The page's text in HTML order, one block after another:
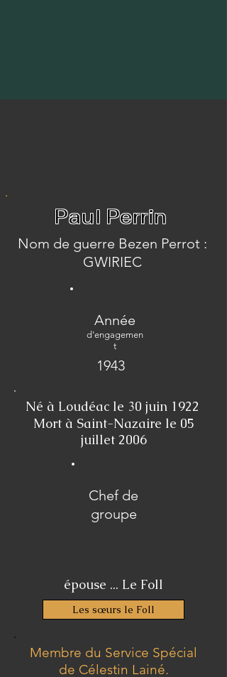
Paul Perrin
Nom de guerre Bezen Perrot :
GWIRIEC
Année
d'engagemen
t
1943
Né à Loudéac le 30 juin 1922
Mort à Saint-Nazaire le 05
juillet 2006
Chef de
groupe
épouse ... Le Foll
Les sœurs le Foll
Membre du Service Spécial
de Célestin Lainé.